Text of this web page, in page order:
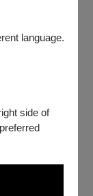
language.
side of
｜B&W｜
嫁給垂涎她的